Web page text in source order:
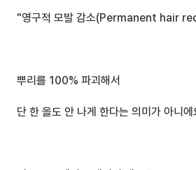
"영구적 모발 감소(Permanent hair
뿌리를 100% 파괴해서
단 한 올도 안 나게 한다는 의미가 아니에